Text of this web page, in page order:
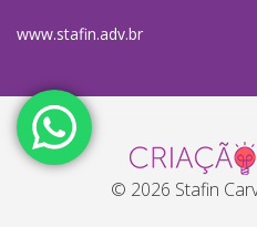
www.stafin.adv.br
© 2026 Stafin